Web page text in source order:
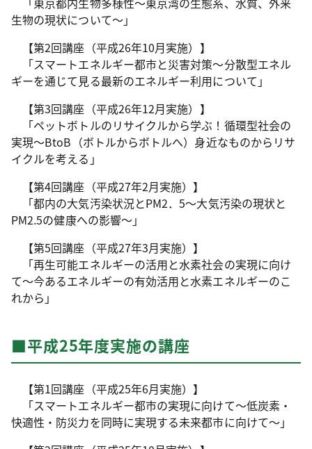
生物の現状について～」
【第2回講座（平成26年10月実施）】
「スマートエネルギー都市と災害対策～分散型エネル
ギーを通じて見る最新のエネルギー利用について」
【第3回講座（平成26年12月実施）】
「ペットボトルのリサイクルから学ぶ！循環型社会の
実現～BtoB（ボトルからボトルへ）身近なものからリサ
イクルを考える」
【第4回講座（平成27年2月実施）】
「都内の大気汚染状況とPM2．5～大気汚染の現状と
PM2.5の健康への影響～」
【第5回講座（平成27年3月実施）】
「再生可能エネルギーの活用と水素社会の実現に向け
て～今あるエネルギーの有効活用と水素エネルギーのこ
れから」
■平成25年度実施の講座
【第1回講座（平成25年6月実施）】
「スマートエネルギー都市の実現に向けて～低炭素・
快適性・防災力を同時に実現する未来都市に向けて～」